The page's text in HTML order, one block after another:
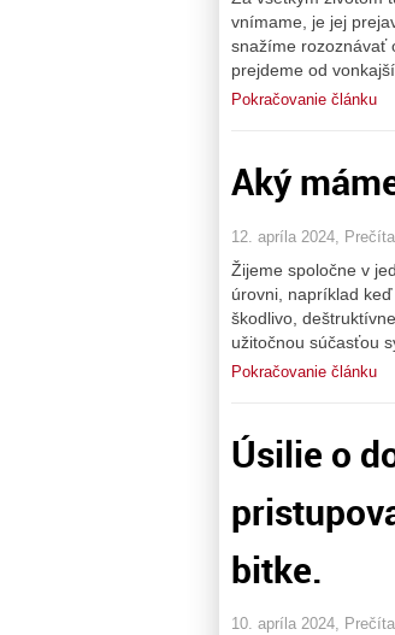
vnímame, je jej
snažíme rozoznávať
prejdeme od
Pokračovanie článku
Aký
12. apríla 2024,
Žijeme spoločne v
úrovni, napríklad
škodlivo,
užitočnou súčasťou
Pokračovanie článku
Úsilie o
bitke.
10. apríla 2024,